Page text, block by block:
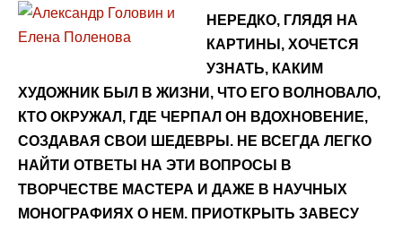
НЕРЕДКО, ГЛЯДЯ НА
КАРТИНЫ, ХОЧЕТСЯ
УЗНАТЬ, КАКИМ
ХУДОЖНИК БЫЛ В ЖИЗНИ, ЧТО ЕГО ВОЛНОВАЛО,
КТО ОКРУЖАЛ, ГДЕ ЧЕРПАЛ ОН ВДОХНОВЕНИЕ,
СОЗДАВАЯ СВОИ ШЕДЕВРЫ. НЕ ВСЕГДА ЛЕГКО
НАЙТИ ОТВЕТЫ НА ЭТИ ВОПРОСЫ В
ТВОРЧЕСТВЕ МАСТЕРА И ДАЖЕ В НАУЧНЫХ
МОНОГРАФИЯХ О НЕМ. ПРИОТКРЫТЬ ЗАВЕСУ